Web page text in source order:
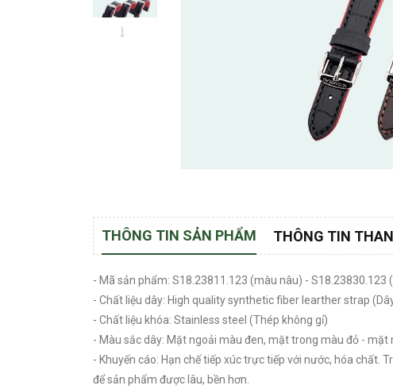
THÔNG TIN SẢN PHẨM THÔNG TIN
- Mã sản phẩm: S18.23811.123 (màu nâu) - S18.23830.123
- Chất liệu dây: High quality synthetic fiber learther strap
- Chất liệu khóa: Stainless steel (Thép không gỉ)
- Màu sắc dây: Mặt ngoải màu đen, mặt trong màu đỏ -
- Khuyến cáo: Hạn chế tiếp xúc trực tiếp với nước, hóa chất.
để sản phẩm được lâu, bền hơn.